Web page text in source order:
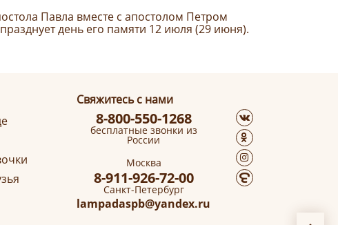
Павла вместе с апостолом Петром
день его памяти 12 июля (29 июня).
Свяжитесь с нами
8-800-550-1268
бесплатные звонки из
России
Москва
8-911-926-72-00
Санкт-Петербург
lampadaspb@yandex.ru